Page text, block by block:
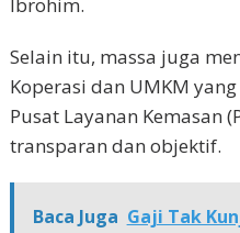
Selain itu, massa juga
Koperasi dan UMKM
Pusat Layanan Kemasan
transparan dan objektif.
Baca Juga Gaji Tak